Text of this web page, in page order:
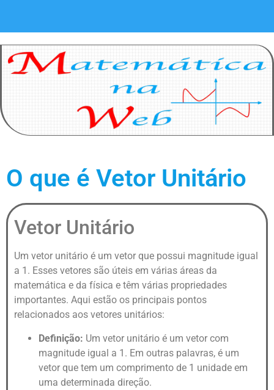
O que é Vetor Unitário
Vetor Unitário
Um vetor unitário é um vetor que possui magnitude igual
a 1. Esses vetores são úteis em várias áreas da
matemática e da física e têm várias propriedades
importantes. Aqui estão os principais pontos
relacionados aos vetores unitários:
Definição: Um vetor unitário é um vetor com
magnitude igual a 1. Em outras palavras, é um
vetor que tem um comprimento de 1 unidade em
uma determinada direção.